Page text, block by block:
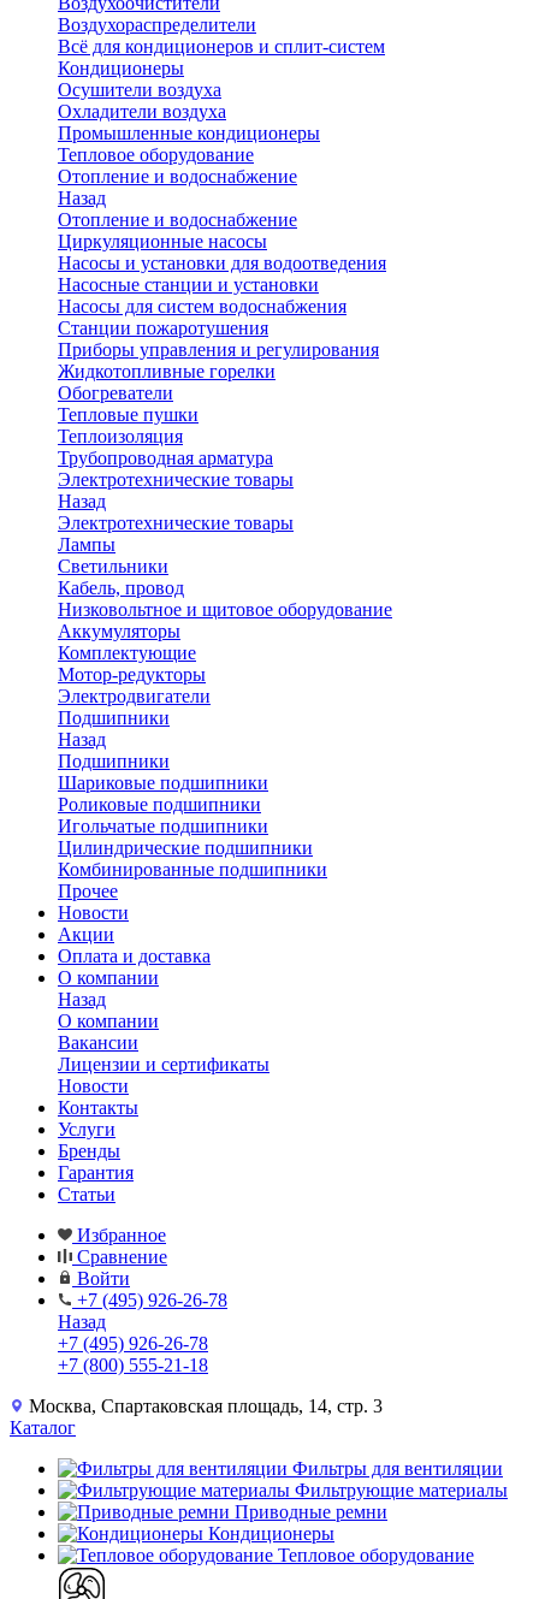
Воздухораспределители
Всё для кондиционеров и сплит-систем
Кондиционеры
Осушители воздуха
Охладители воздуха
Промышленные кондиционеры
Тепловое оборудование
Отопление и водоснабжение
Назад
Отопление и водоснабжение
Циркуляционные насосы
Насосы и установки для водоотведения
Насосные станции и установки
Насосы для систем водоснабжения
Станции пожаротушения
Приборы управления и регулирования
Жидкотопливные горелки
Обогреватели
Тепловые пушки
Теплоизоляция
Трубопроводная арматура
Электротехнические товары
Назад
Электротехнические товары
Лампы
Светильники
Кабель, провод
Низковольтное и щитовое оборудование
Аккумуляторы
Комплектующие
Мотор-редукторы
Электродвигатели
Подшипники
Назад
Подшипники
Шариковые подшипники
Роликовые подшипники
Игольчатые подшипники
Цилиндрические подшипники
Комбинированные подшипники
Прочее
Новости
Акции
Оплата и доставка
О компании
Назад
О компании
Вакансии
Лицензии и сертификаты
Новости
Контакты
Услуги
Бренды
Гарантия
Статьи
Избранное
Сравнение
Войти
+7 (495) 926-26-78
Назад
+7 (495) 926-26-78
+7 (800) 555-21-18
Москва, Спартаковская площадь, 14, стр. 3
Каталог
Фильтры для вентиляции
Фильтрующие материалы
Приводные ремни
Кондиционеры
Тепловое оборудование